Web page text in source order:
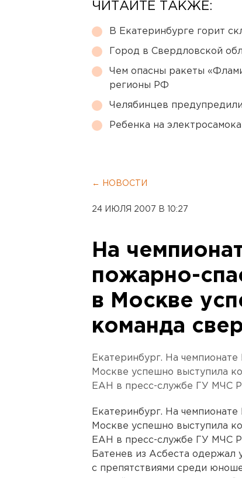
ЧИТАЙТЕ ТАКЖЕ:
В Екатеринбурге горит
Город в Свердловской
Чем опасны ракеты
регионы РФ
Челябинцев
Ребенка на
← НОВОСТИ
24 ИЮЛЯ 2007 В 10:27
На
пожарно-
в Москве
команда
Екатеринбург. На
Москве успешно выступила
ЕАН в пресс-службе ГУ МЧС
Екатеринбург. На
Москве успешно выступила
ЕАН в пресс-службе ГУ МЧС
Батенев из Асбеста одержал
с препятствиями среди